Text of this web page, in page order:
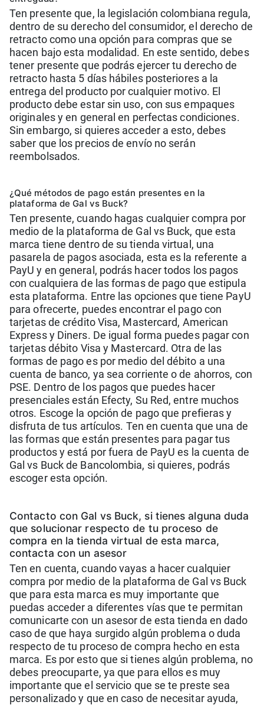
Ten presente que, la legislación colombiana regula,
dentro de su derecho del consumidor, el derecho de
retracto como una opción para compras que se
hacen bajo esta modalidad. En este sentido, debes
tener presente que podrás ejercer tu derecho de
retracto hasta 5 días hábiles posteriores a la
entrega del producto por cualquier motivo. El
producto debe estar sin uso, con sus empaques
originales y en general en perfectas condiciones.
Sin embargo, si quieres acceder a esto, debes
saber que los precios de envío no serán
reembolsados.
¿Qué métodos de pago están presentes en la
plataforma de Gal vs B uck?
Ten presente, cuando hagas cualquier compra por
medio de la plataforma de Gal vs Buck, que esta
marca tiene dentro de su tienda virtual, una
pasarela de pagos asociada, esta es la referente a
PayU y en general, podrás hacer todos los pagos
con cualquiera de las formas de pago que estipula
esta plataforma. Entre las opciones que tiene PayU
para ofrecerte, puedes encontrar el pago con
tarjetas de crédito Visa, Mastercard, American
Express y Diners. De igual forma puedes pagar con
tarjetas débito Visa y Mastercard. Otra de las
formas de pago es por medio del débito a una
cuenta de banco, ya sea corriente o de ahorros, con
PSE. Dentro de los pagos que puedes hacer
presenciales están Efecty, Su Red, entre muchos
otros. Escoge la opción de pago que prefieras y
disfruta de tus artículos. Ten en cuenta que una de
las formas que están presentes para pagar tus
productos y está por fuera de PayU es la cuenta de
Gal vs Buck de Bancolombia, si quieres, podrás
escoger esta opción.
Contact o con Gal vs Buck, si tienes alguna duda
que solucionar respecto de tu proceso de
compra en la tienda virtual de esta marca,
contacta con un asesor
Ten en cuenta, cuando vayas a hacer cualquier
compra por medio de la plataforma de Gal vs Buck
que para esta marca es muy importante que
puedas acceder a diferentes vías que te permitan
comunicarte con un asesor de esta tienda en dado
caso de que haya surgido algún problema o duda
respecto de tu proceso de compra hecho en esta
marca. Es por esto que si tienes algún problema, no
debes preocuparte, ya que para ellos es muy
importante que el servicio que se te preste sea
personalizado y que en caso de necesitar ayuda,